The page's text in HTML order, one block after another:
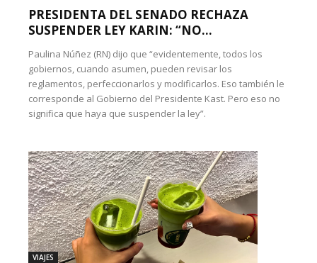
PRESIDENTA DEL SENADO RECHAZA
SUSPENDER LEY KARIN: “NO...
Paulina Núñez (RN) dijo que “evidentemente, todos los
gobiernos, cuando asumen, pueden revisar los
reglamentos, perfeccionarlos y modificarlos. Eso también le
corresponde al Gobierno del Presidente Kast. Pero eso no
significa que haya que suspender la ley”.
VIAJES